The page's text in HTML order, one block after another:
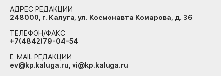
АДРЕС РЕДАКЦИИ
248000, г. Калуга, ул. Космонавта Комарова, д. 36
ТЕЛЕФОН/ФАКС
+7(4842)79-04-54
E-MAIL РЕДАКЦИИ
ev@kp.kaluga.ru, vi@kp.kaluga.ru